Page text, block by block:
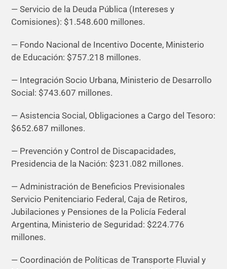
— Servicio de la Deuda Pública (Intereses y
Comisiones): $1.548.600 millones.
— Fondo Nacional de Incentivo Docente, Ministerio
de Educación: $757.218 millones.
— Integración Socio Urbana, Ministerio de Desarrollo
Social: $743.607 millones.
— Asistencia Social, Obligaciones a Cargo del Tesoro:
$652.687 millones.
— Prevención y Control de Discapacidades,
Presidencia de la Nación: $231.082 millones.
— Administración de Beneficios Previsionales
Servicio Penitenciario Federal, Caja de Retiros,
Jubilaciones y Pensiones de la Policía Federal
Argentina, Ministerio de Seguridad: $224.776
millones.
— Coordinación de Políticas de Transporte Fluvial y